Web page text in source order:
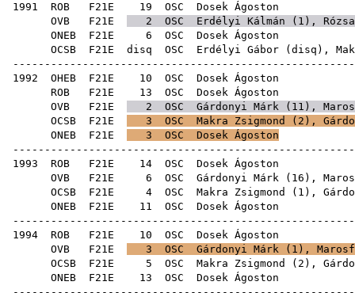
1991 ROB F21E 19 OSC
OVB F21E 2 OSC Erdélyi Kálmán ( 1 ),
ONEB F21E 6 OSC
OCSB F21E disq OSC Erdélyi Gábor ( disq ),
1992 OHEB F21E 10 OSC
ROB F21E 13 OSC
OVB F21E 2 OSC Gárdonyi Márk ( 11 ),
OCSB F21E 3 OSC Makra Zsigmond ( 2 ),
ONEB F21E 3 OSC Dosek Ágoston
1993 ROB F21E 14 OSC
OVB F21E 6 OSC Gárdonyi Márk ( 16 ),
OCSB F21E 4 OSC Makra Zsigmond ( 1 ),
ONEB F21E 11 OSC
1994 ROB F21E 10 OSC
OVB F21E 3 OSC Gárdonyi Márk ( 1 ),
OCSB F21E 5 OSC Makra Zsigmond ( 2 ),
ONEB F21E 13 OSC